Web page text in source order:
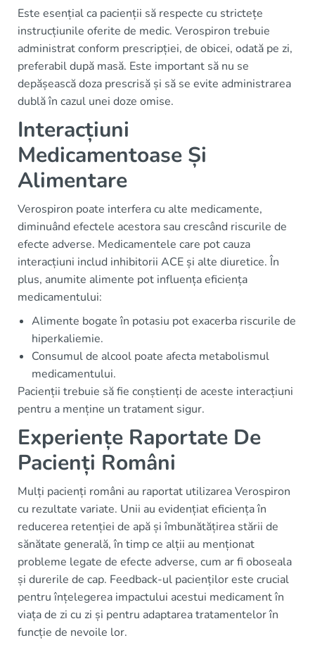
Este esențial ca pacienții să respecte cu strictețe
instrucțiunile oferite de medic. Verospiron trebuie
administrat conform prescripției, de obicei, odată pe zi,
preferabil după masă. Este important să nu se
depășească doza prescrisă și să se evite administrarea
dublă în cazul unei doze omise.
Interacțiuni
Medicamentoase Și
Alimentare
Verospiron poate interfera cu alte medicamente,
diminuând efectele acestora sau crescând riscurile de
efecte adverse. Medicamentele care pot cauza
interacțiuni includ inhibitorii ACE și alte diuretice. În
plus, anumite alimente pot influența eficiența
medicamentului:
Alimente bogate în potasiu pot exacerba riscurile de
hiperkaliemie.
Consumul de alcool poate afecta metabolismul
medicamentului.
Pacienții trebuie să fie conștienți de aceste interacțiuni
pentru a menține un tratament sigur.
Experiențe Raportate De
Pacienți Români
Mulți pacienți români au raportat utilizarea Verospiron
cu rezultate variate. Unii au evidențiat eficiența în
reducerea retenției de apă și îmbunătățirea stării de
sănătate generală, în timp ce alții au menționat
probleme legate de efecte adverse, cum ar fi oboseala
și durerile de cap. Feedback-ul pacienților este crucial
pentru înțelegerea impactului acestui medicament în
viața de zi cu zi și pentru adaptarea tratamentelor în
funcție de nevoile lor.